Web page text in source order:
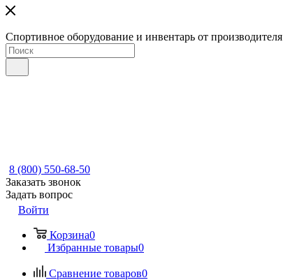
Спортивное оборудование и инвентарь от производителя
8 (800) 550-68-50
Заказать звонок
Задать вопрос
Войти
Корзина0
Избранные товары0
Сравнение товаров0